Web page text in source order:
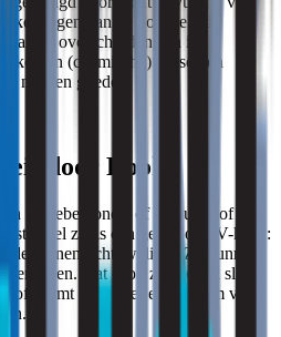
wegen kan de hoeveelheid
overschrijden. En in
komen (chemische) gassen en
niet ten goede.
door Rook.
medebewoners of de buren of
zoals een geiser of CV-ketel:
de binnenluchtkwaliteit. Ze kunnen
verhogen. Dat is op zichzelf al slecht
vormt ook weer een bodem voor